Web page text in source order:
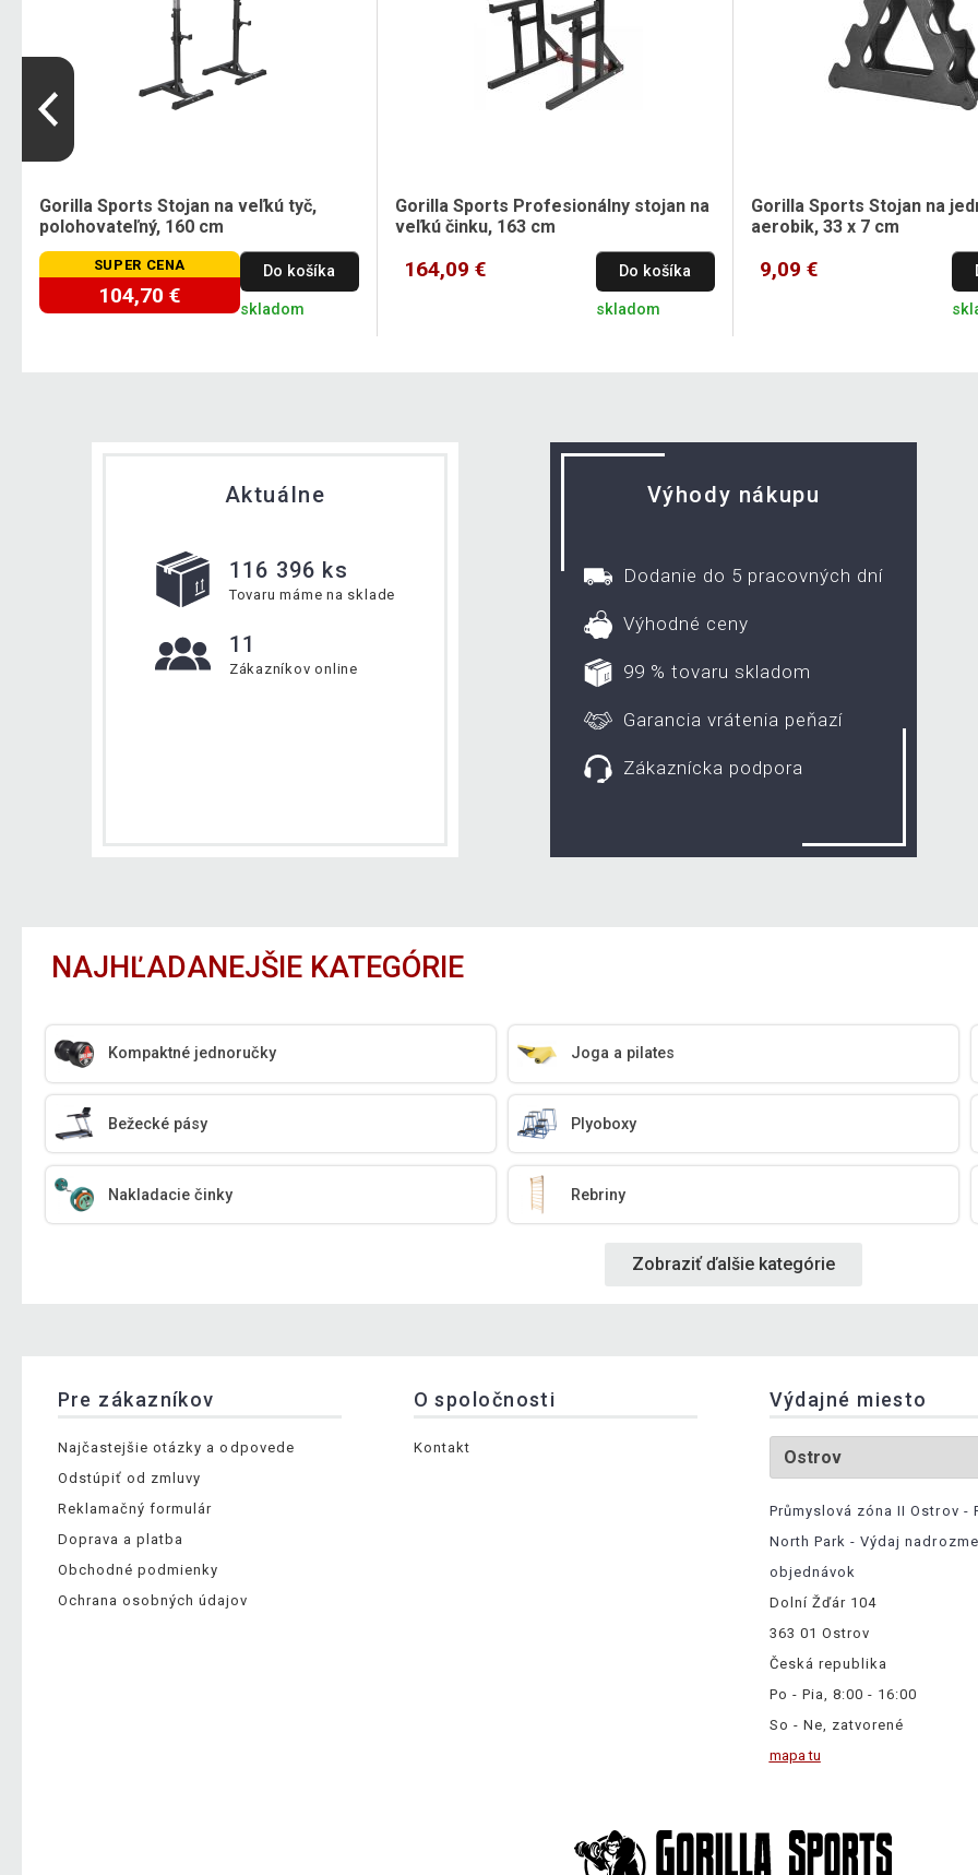
Gorilla Sports Stojan na veľkú tyč,
polohovateľný, 160 cm
SUPER CENA
104,70 €
Do košíka
skladom
Gorilla Sports Profesionálny stojan na
veľkú činku, 163 cm
164,09 € Do košíka
skladom
Gorilla Sports Stojan na
aerobik, 33 x 7 cm
9,09 €
Aktuálne
116 396 ks
Tovaru máme na sklade
11
Zákazníkov online
Výhody nákupu
Dodanie do 5 pracovných dní
Výhodné ceny
99 % tovaru skladom
Garancia vrátenia peňazí
Zákaznícka podpora
NAJHĽADANEJŠIE KATEGÓRIE
Kompaktné jednoručky Joga a pilates
Bežecké pásy Plyoboxy
Nakladacie činky Rebriny
Zobraziť ďalšie kategórie
Pre zákazníkov
Najčastejšie otázky a odpovede
Odstúpiť od zmluvy
Reklamačný formulár
Doprava a platba
Obchodné podmienky
Ochrana osobných údajov
O spoločnosti
Kontakt
Výdajné miesto
Průmyslová zóna II Ostrov -
North Park - Výdaj
objednávok
Dolní Žďár 104
363 01 Ostrov
Česká republika
Po - Pia, 8:00 - 16:00
So - Ne, zatvorené
mapa tu